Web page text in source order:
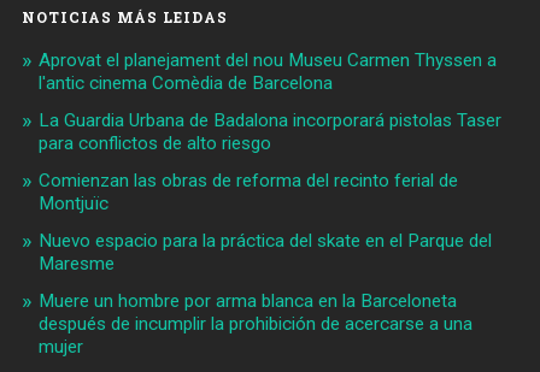
NOTICIAS MÁS LEIDAS
Aprovat el planejament del nou Museu Carmen Thyssen a
l'antic cinema Comèdia de Barcelona
La Guardia Urbana de Badalona incorporará pistolas Taser
para conflictos de alto riesgo
Comienzan las obras de reforma del recinto ferial de
Montjuïc
Nuevo espacio para la práctica del skate en el Parque del
Maresme
Muere un hombre por arma blanca en la Barceloneta
después de incumplir la prohibición de acercarse a una
mujer